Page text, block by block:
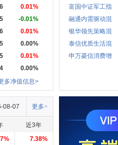
0.01%
-0.01%
0.01%
0.00%
0.01%
0.00%
多净值信息>
富国中证军工指
融通内需驱动混
银华领先策略混
泰信优质生活混
申万菱信消费增
更多>
08-07
近3年
7.38%